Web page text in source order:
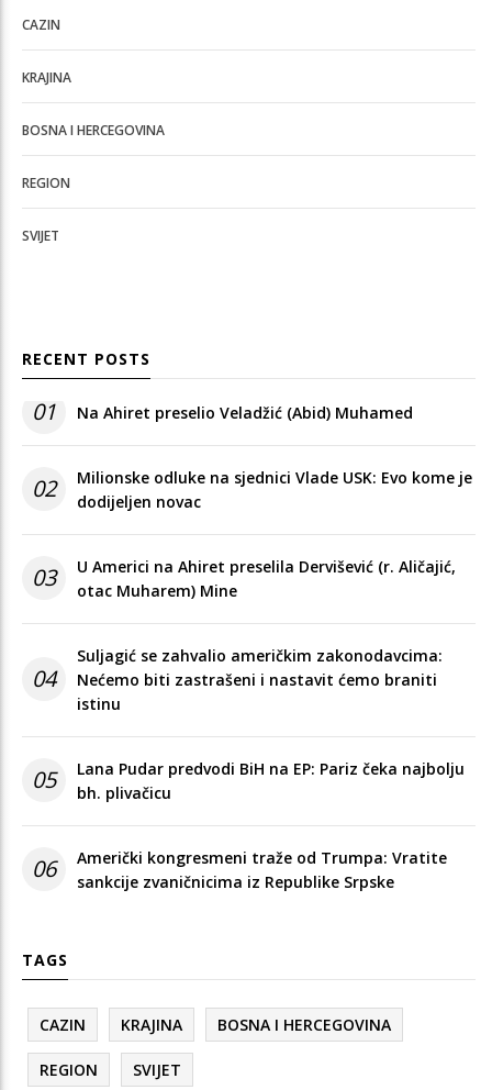
CAZIN
KRAJINA
BOSNA I HERCEGOVINA
REGION
SVIJET
RECENT POSTS
01 Na Ahiret preselio Veladžić (Abid) Muhamed
02
Milionske odluke na sjednici Vlade USK: Evo kome je
dodijeljen novac
03
U Americi na Ahiret preselila Dervišević (r. Aličajić,
otac Muharem) Mine
04
Suljagić se zahvalio američkim zakonodavcima:
Nećemo biti zastrašeni i nastavit ćemo braniti
istinu
05
Lana Pudar predvodi BiH na EP: Pariz čeka najbolju
bh. plivačicu
06
Američki kongresmeni traže od Trumpa: Vratite
sankcije zvaničnicima iz Republike Srpske
TAGS
CAZIN KRAJINA BOSNA I HERCEGOVINA
REGION SVIJET